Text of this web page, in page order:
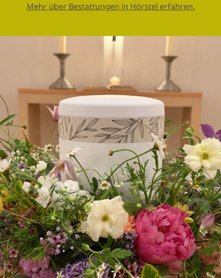
Mehr über Bestattungen in Hörstel erfahren.